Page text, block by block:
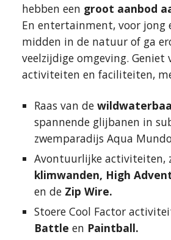
hebben een groot aanbod
En entertainment, voor jong
midden in de natuur of ga
veelzijdige omgeving. Geniet
activiteiten en faciliteiten,
Raas van de
spannende glijbanen in
zwemparadijs Aqua
Avontuurlijke activiteiten,
klimwanden, High
en de Zip Wire.
Stoere Cool Factor
Battleen Paintball.